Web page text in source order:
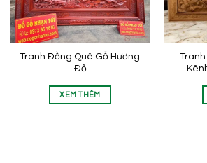
Tranh Đồng Quê Gỗ Hương
Đỏ
XEM THÊM